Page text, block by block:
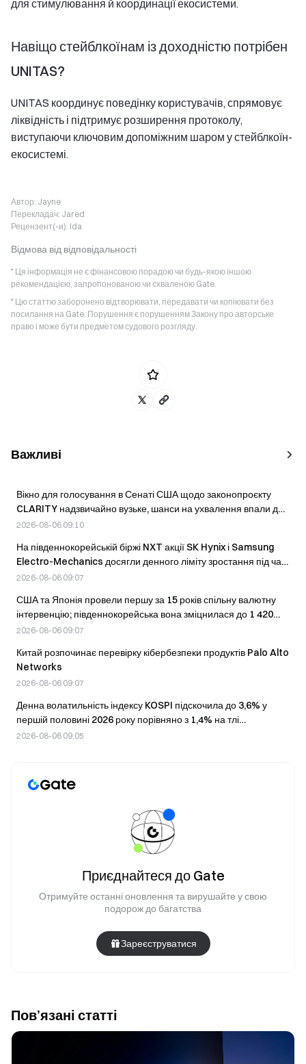
для стимулювання й координації екосистеми.
Навіщо стейблкоїнам із доходністю потрібен
UNITAS?
UNITAS координує поведінку користувачів, спрямовує
ліквідність і підтримує розширення протоколу,
виступаючи ключовим допоміжним шаром у стейблкоїн-
екосистемі.
Автор: Jayne
Перекладач: Jared
Рецензент(-и): Ida
Відмова від відповідальності
* Ця інформація не є фінансовою порадою чи будь-якою іншою
рекомендацією, запропонованою чи схваленою Gate.
* Цю статтю заборонено відтворювати, передавати чи копіювати без
посилання на Gate. Порушення є порушенням Закону про авторське
право і може бути предметом судового розгляду.
Важливі
Вікно для голосування в Сенаті США щодо законопроєкту
CLARITY надзвичайно вузьке, шанси на ухвалення впали до
23%
2026-08-06 09:10
На південнокорейській біржі NXT акції SK Hynix і Samsung
Electro-Mechanics досягли денного ліміту зростання під час
окремих торгових сесій 5–6 серпня.
2026-08-06 09:07
США та Японія провели першу за 15 років спільну валютну
інтервенцію; південнокорейська вона зміцнилася до 1 420
вон за долар США
2026-08-06 09:07
Китай розпочинає перевірку кібербезпеки продуктів Palo Alto
Networks
2026-08-06 09:07
Денна волатильність індексу KOSPI підскочила до 3,6% у
першій половині 2026 року порівняно з 1,4% на тлі
занепокоєння щодо продуктів із кредитним плечем.
2026-08-06 09:05
Приєднайтеся до Gate
Отримуйте останні оновлення та вирушайте у свою
подорож до багатства
Зареєструватися
Пов’язані статті